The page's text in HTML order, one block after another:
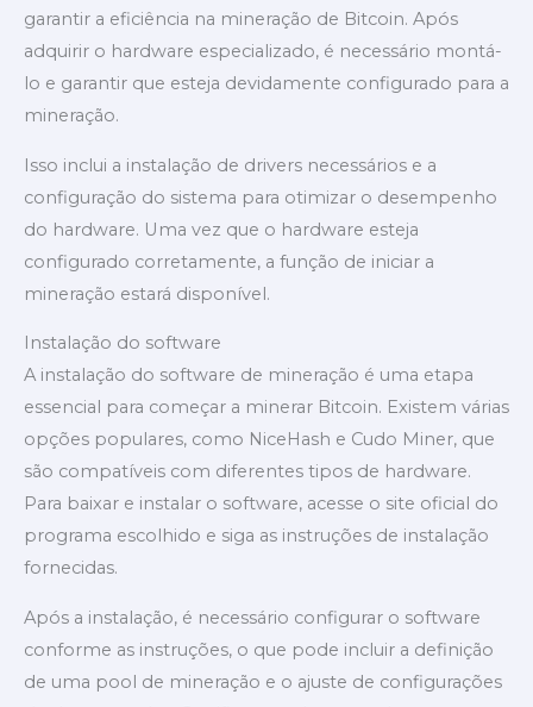
garantir a eficiência na mineração de Bitcoin. Após
adquirir o hardware especializado, é necessário montá-
lo e garantir que esteja devidamente configurado para a
mineração.
Isso inclui a instalação de drivers necessários e a
configuração do sistema para otimizar o desempenho
do hardware. Uma vez que o hardware esteja
configurado corretamente, a função de iniciar a
mineração estará disponível.
Instalação do software
A instalação do software de mineração é uma etapa
essencial para começar a minerar Bitcoin. Existem várias
opções populares, como NiceHash e Cudo Miner, que
são compatíveis com diferentes tipos de hardware.
Para baixar e instalar o software, acesse o site oficial do
programa escolhido e siga as instruções de instalação
fornecidas.
Após a instalação, é necessário configurar o software
conforme as instruções, o que pode incluir a definição
de uma pool de mineração e o ajuste de configurações